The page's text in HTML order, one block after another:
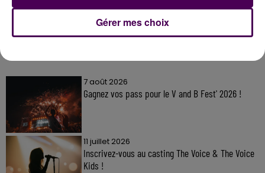
7 août 2026
Gagnez vos pass pour le V and B Fest' 2026 !
11 juillet 2026
Inscrivez-vous au casting The Voice & The Voice
Kids !
Gérer mes choix